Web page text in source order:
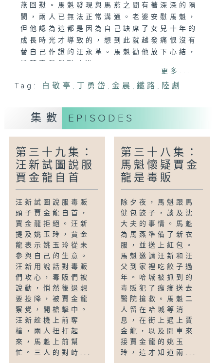
燕回懟。馬魁發現與馬燕之間有著深深的隔
閡，兩人已無法正常溝通。老婆安慰馬魁，
但他認為這都是因為自己缺席了女兒十年的
成長時光才導致的，想到此就越發痛恨沒有
替自己作證的汪永革。馬魁勸他放下心結，
更多...
Tag: 白敬亭 , 丁勇岱 ,金晨 ,鐵路 , 陸劇
集數 EPISODES
第三十九集：
汪新試圖說服
賈金龍自首
汪新試圖說服毒販
頭子賈金龍自首，
賈金龍拒絕。汪新
提及姚玉玲，賈金
龍表示姚玉玲從未
參與自己的生意。
汪新用說話對毒販
們攻心，毒販們被
說動，悄然後退想
要投降，被賈金龍
察覺，開槍擊中。
汪新趁機上前奪
槍，兩人扭打起
來，馬魁上前幫
忙。三人的對峙...
第三十八集：
馬魁懷疑賈金
龍是毒販
除夕夜，馬魁跟馬
健包餃子，談及沈
大夫的事情。馬魁
為馬燕準備了新衣
服，並送上紅包。
馬魁邀請汪新和汪
父到家裡吃餃子過
年。哈城被抓到的
毒販犯了癲癇送去
醫院搶救。馬魁二
人留在哈城等消
息，在街上遇上賈
金龍，以及開車來
接賈金龍的姚玉
玲，這才知道兩...